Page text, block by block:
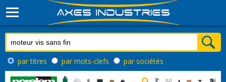
par titres par mots-clefs par sociétés